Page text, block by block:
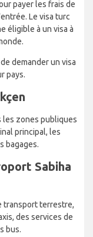
payer les frais de
Le visa turc
éligible à un visa à
demander un visa
pays.
les zones publiques
principal, les
bagages.
Sabiha
transport terrestre,
des services de
bus.